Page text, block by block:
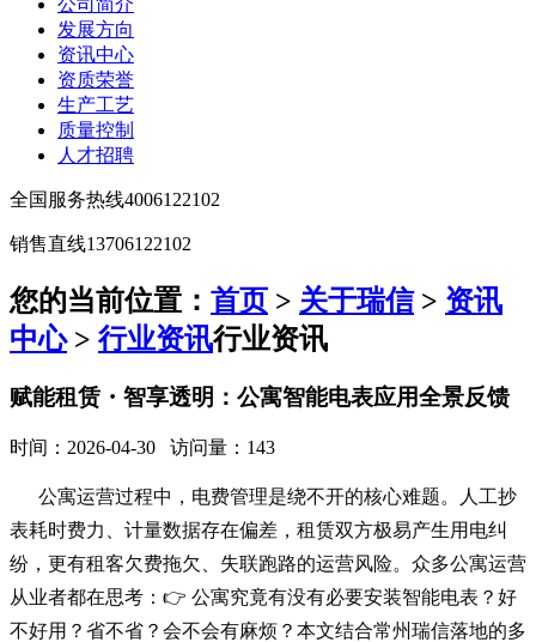
公司简介
发展方向
资讯中心
资质荣誉
生产工艺
质量控制
人才招聘
全国服务热线4006122102
销售直线13706122102
您的当前位置： 首页 > 关于瑞信> 资讯
中心> 行业资讯行业资讯
赋能租赁・智享透明：公寓智能电表应用全景反馈
时间：2026-04-30 访问量：143
公寓运营过程中，电费管理是绕不开的核心难题。人工抄
表耗时费力、计量数据存在偏差，租赁双方极易产生用电纠
纷，更有租客欠费拖欠、失联跑路的运营风险。众多公寓运营
从业者都在思考：👉 公寓究竟有没有必要安装智能电表？好
不好用？省不省？会不会有麻烦？本文结合常州瑞信落地的多